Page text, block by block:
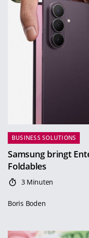
BUSINESS SOLUTIONS
Samsung bringt
Foldables
3 Minuten
Boris Boden